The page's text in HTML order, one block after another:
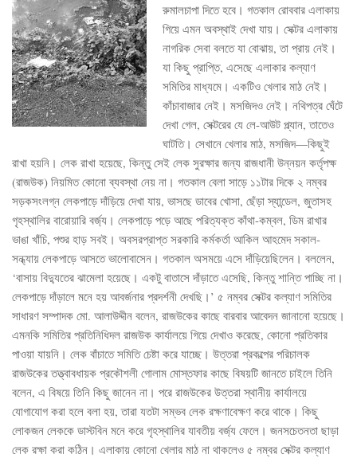
রুমালচাপা দিতে হবে। গতকাল রোববার এলাকায়
গিয়ে এমন অবস্থাই দেখা যায়। সেক্টর এলাকায়
নাগরিক সেবা বলতে যা বোঝায়, তা প্রায় নেই।
যা কিছু প্রাপ্তি, এসেছে এলাকার কল্যাণ
সমিতির মাধ্যমে। একটিও খেলার মাঠ নেই।
কাঁচাবাজার নেই। মসজিদও নেই। নথিপত্র ঘেঁটে
দেখা গেল, সেক্টরের যে লে-আউট প্ল্যান, তাতেও
ঘাটতি। সেখানে খেলার মাঠ, মসজিদ—কিছুই
রাখা হয়নি। লেক রাখা হয়েছে, কিন্তু সেই লেক সুরক্ষার জন্য রাজধানী উন্নয়ন কর্তৃপক্ষ
(রাজউক) নিয়মিত কোনো ব্যবস্থা নেয় না। গতকাল বেলা সাড়ে ১১টার দিকে ২ নম্বর
সড়কসংলগ্ন লেকপাড়ে দাঁড়িয়ে দেখা যায়, ভাসছে ডাবের খোসা, ছেঁড়া স্যান্ডেল, জুতাসহ
গৃহস্থালির বারোয়ারি বর্জ্য। লেকপাড়ে পড়ে আছে পরিত্যক্ত কাঁথা-কম্বল, ডিম রাখার
ভাঙা খাঁচি, পশুর হাড় সবই। অবসরপ্রাপ্ত সরকারি কর্মকর্তা আকিল আহমেদ সকাল-
সন্ধ্যায় লেকপাড়ে আসতে ভালোবাসেন। গতকাল অসময়ে এসে দাঁড়িয়েছিলেন। বললেন,
‘বাসায় বিদ্যুতের ঝামেলা হয়েছে। একটু বাতাসে দাঁড়াতে এসেছি, কিন্তু শান্তি পাচ্ছি না।
লেকপাড়ে দাঁড়ালে মনে হয় আবর্জনার প্রদর্শনী দেখছি।’ ৫ নম্বর সেক্টর কল্যাণ সমিতির
সাধারণ সম্পাদক মো. আলাউদ্দীন বলেন, রাজউকের কাছে বারবার আবেদন জানানো হয়েছে।
এমনকি সমিতির প্রতিনিধিদল রাজউক কার্যালয়ে গিয়ে দেখাও করেছে, কোনো প্রতিকার
পাওয়া যায়নি। লেক বাঁচাতে সমিতি চেষ্টা করে যাচ্ছে। উত্তরা প্রকল্পের পরিচালক
রাজউকের তত্ত্বাবধায়ক প্রকৌশলী গোলাম মোস্তফার কাছে বিষয়টি জানতে চাইলে তিনি
বলেন, এ বিষয়ে তিনি কিছু জানেন না। পরে রাজউকের উত্তরা স্থানীয় কার্যালয়ে
যোগাযোগ করা হলে বলা হয়, তারা যতটা সম্ভব লেক রক্ষণাবেক্ষণ করে থাকে। কিছু
লোকজন লেককে ডাস্টবিন মনে করে গৃহস্থালির যাবতীয় বর্জ্য ফেলে। জনসচেতনতা ছাড়া
লেক রক্ষা করা কঠিন। এলাকায় কোনো খেলার মাঠ না থাকলেও ৫ নম্বর সেক্টর কল্যাণ